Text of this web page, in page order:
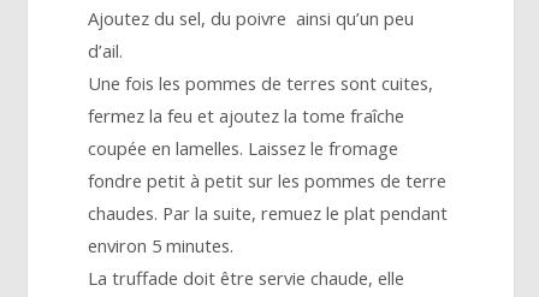
Ajoutez du sel, du poivre ainsi qu’un peu
d’ail.
Une fois les pommes de terres sont cuites,
fermez la feu et ajoutez la tome fraîche
coupée en lamelles. Laissez le fromage
fondre petit à petit sur les pommes de terre
chaudes. Par la suite, remuez le plat pendant
environ 5 minutes.
La truffade doit être servie chaude, elle